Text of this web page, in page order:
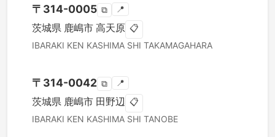
〒 314-0005 ⧉ 📍
茨城県 鹿嶋市 高天原 📋
IBARAKI KEN KASHIMA SHI TAKAMAGAHARA
〒 314-0042 ⧉ 📍
茨城県 鹿嶋市 田野辺 📋
IBARAKI KEN KASHIMA SHI TANOBE